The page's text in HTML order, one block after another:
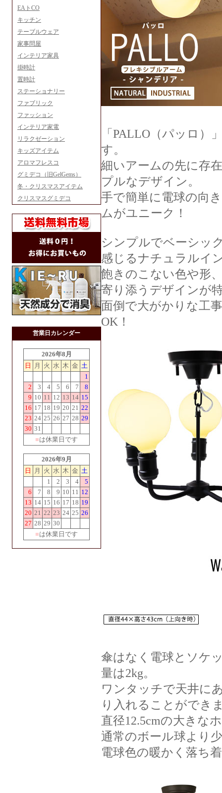
EAトCO
キッチン
テーブルウェア
家事問屋
インテリア家具
掛時計
置時計
ステーショナリー
ファブリック
ファッション
インテリア家電
リラクゼーション
キッズアイテム
アロマフレスコ
グミデコ（旧GelGems）
冬・クリスマスアイテム
クリスマスグミデコ
営業日カレンダー
2026年8月
日
月 火 水 木 金 土
1
2
3 4 5 6 7
8
9 10 11 12 13 14 15
16 17 18 19 20 21 22
23 24 25 26 27 28 29
30 31
■は休業日です
2026年9月
日
月 火 水 木 金 土
1
2 3 4
5
6
7 8 9 10 11 12
13 14 15 16 17 18 19
20 21 22 23 24 25 26
27 28 29 30
■は休業日です
「PALLO（パッロ
す。
細いアームの先に存
プルなデザイン。
手で簡単に電球の向
ムがユニーク！
シンプルでベーシッ
感じるナチュラルイ
飽きのこない色や形
寄り添うデザインが
面倒で大がかりな工
OK！
傘はなく電球とソケ
量は2kg。
ワンタッチで天井に
り入れることができ
直径12.5cmの大きな
通常のボール球より
電球色の暖かく落ち